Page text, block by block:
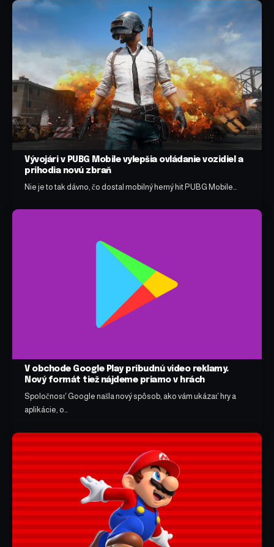
Vývojári v PUBG Mobile vylepšia ovládanie vozidiel a
prihodia novú zbraň
Nie je to tak dávno, čo dostal mobilný herný hit PUBG Mobile…
V obchode Google Play pribudnú video reklamy.
Nový formát tiež nájdeme priamo v hrách
Spoločnosť Google našla nový spôsob, ako vám ukázať hry a
aplikácie, o…